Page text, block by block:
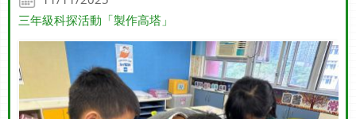
三年級科探活動「製作高塔」